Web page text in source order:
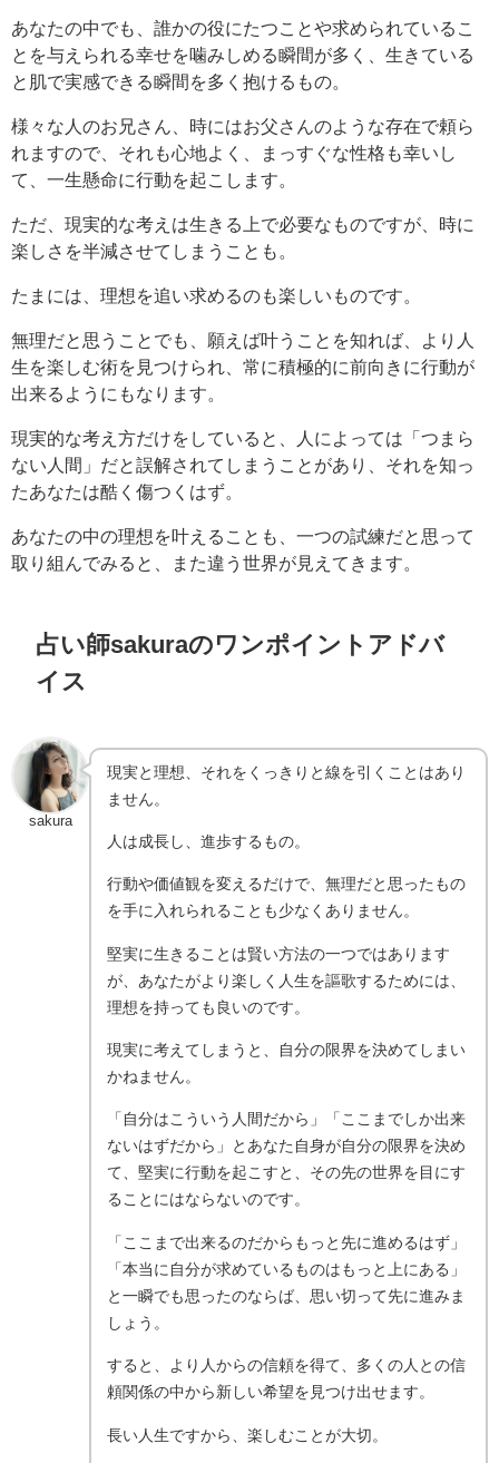
あなたの中でも、誰かの役にたつことや求められているこ
とを与えられる幸せを噛みしめる瞬間が多く、生きている
と肌で実感できる瞬間を多く抱けるもの。
様々な人のお兄さん、時にはお父さんのような存在で頼ら
れますので、それも心地よく、まっすぐな性格も幸いし
て、一生懸命に行動を起こします。
ただ、現実的な考えは生きる上で必要なものですが、時に
楽しさを半減させてしまうことも。
たまには、理想を追い求めるのも楽しいものです。
無理だと思うことでも、願えば叶うことを知れば、より人
生を楽しむ術を見つけられ、常に積極的に前向きに行動が
出来るようにもなります。
現実的な考え方だけをしていると、人によっては「つまら
ない人間」だと誤解されてしまうことがあり、それを知っ
たあなたは酷く傷つくはず。
あなたの中の理想を叶えることも、一つの試練だと思って
取り組んでみると、また違う世界が見えてきます。
占い師sakuraのワンポイントアドバ
イス
sakura
現実と理想、それをくっきりと線を引くことはあり
ません。
人は成長し、進歩するもの。
行動や価値観を変えるだけで、無理だと思ったもの
を手に入れられることも少なくありません。
堅実に生きることは賢い方法の一つではあります
が、あなたがより楽しく人生を謳歌するためには、
理想を持っても良いのです。
現実に考えてしまうと、自分の限界を決めてしまい
かねません。
「自分はこういう人間だから」「ここまでしか出来
ないはずだから」とあなた自身が自分の限界を決め
て、堅実に行動を起こすと、その先の世界を目にす
ることにはならないのです。
「ここまで出来るのだからもっと先に進めるはず」
「本当に自分が求めているものはもっと上にある」
と一瞬でも思ったのならば、思い切って先に進みま
しょう。
すると、より人からの信頼を得て、多くの人との信
頼関係の中から新しい希望を見つけ出せます。
長い人生ですから、楽しむことが大切。